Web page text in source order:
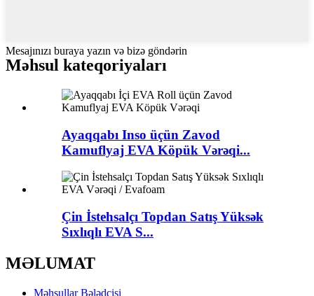
Mesajınızı buraya yazın və bizə göndərin
Məhsul kateqoriyaları
Ayaqqabı Inso üçün Zavod
Kamuflyaj EVA Köpük Vərəqi...
Çin İstehsalçı Topdan Satış Yüksək
Sıxlıqlı EVA S...
MƏLUMAT
Məhsullar Bələdçisi